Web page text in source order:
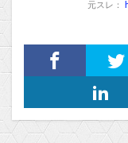
元スレ：